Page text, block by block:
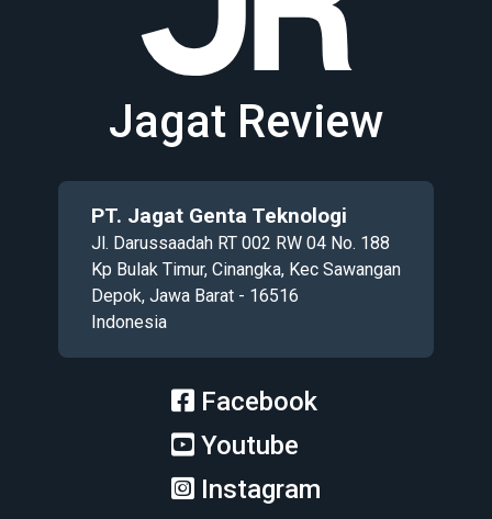
Jagat Review
PT. Jagat Genta Teknologi
Jl. Darussaadah RT 002 RW 04 No. 188
Kp Bulak Timur, Cinangka, Kec Sawangan
Depok, Jawa Barat - 16516
Indonesia
Facebook
Youtube
Instagram